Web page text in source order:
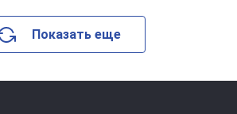
Показать еще